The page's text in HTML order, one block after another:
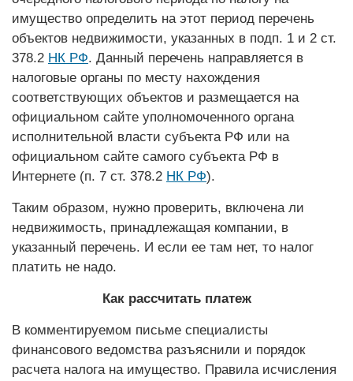
имущество определить на этот период перечень
объектов недвижимости, указанных в подп. 1 и 2 ст.
378.2 НК РФ. Данный перечень направляется в
налоговые органы по мес­ту нахождения
соответствующих объектов и размещается на
официальном сайте уполномоченного органа
исполнительной власти субъекта РФ или на
официальном сайте самого субъекта РФ в
Интернете (п. 7 ст. 378.2 НК РФ).
Таким образом, нужно проверить, включена ли
недвижимость, принадлежащая компании, в
указанный перечень. И если ее там нет, то налог
платить не надо.
Как рассчитать платеж
В комментируемом письме специалис­ты
финансового ведомства разъяснили и порядок
расчета налога на имущество. Правила исчисления